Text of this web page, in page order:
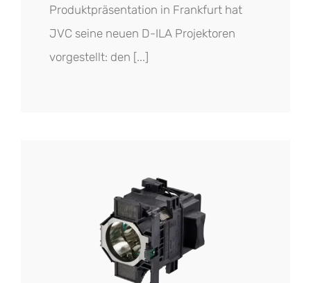
Produktpräsentation in Frankfurt hat
JVC seine neuen D-ILA Projektoren
vorgestellt: den [...]